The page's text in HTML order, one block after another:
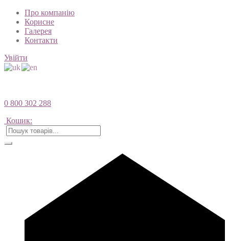
Про компанію
Корисне
Галерея
Контакти
Увійти
0 800 302 288
Кошик: